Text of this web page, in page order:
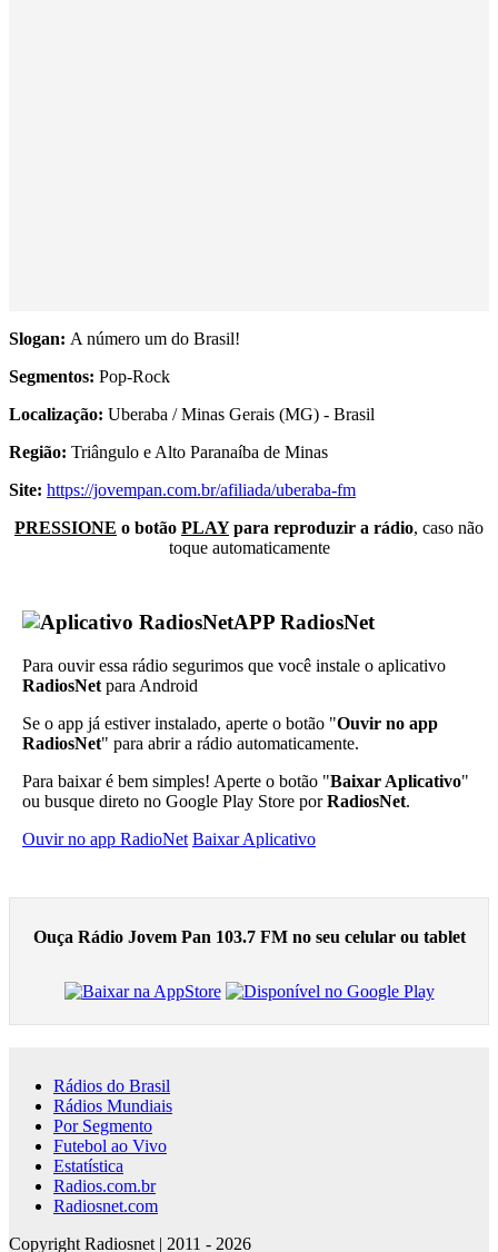
Slogan: A número um do Brasil!
Segmentos: Pop-Rock
Localização: Uberaba / Minas Gerais (MG) - Brasil
Região: Triângulo e Alto Paranaíba de Minas
Site: https://jovempan.com.br/afiliada/uberaba-fm
PRESSIONE o botão PLAYpara reproduzir a rádio, caso não
toque automaticamente
APP RadiosNet
Para ouvir essa rádio segurimos que você instale o aplicativo
RadiosNet para Android
Se o app já estiver instalado, aperte o botão "Ouvir no app
RadiosNet" para abrir a rádio automaticamente.
Para baixar é bem simples! Aperte o botão "Baixar Aplicativo"
ou busque direto no Google Play Store porRadiosNet.
Ouvir no app RadioNet Baixar Aplicativo
Ouça Rádio Jovem Pan 103.7 FM no seu celular ou tablet
Rádios do Brasil
Rádios Mundiais
Por Segmento
Futebol ao Vivo
Estatística
Radios.com.br
Radiosnet.com
Copyright Radiosnet | 2011 - 2026